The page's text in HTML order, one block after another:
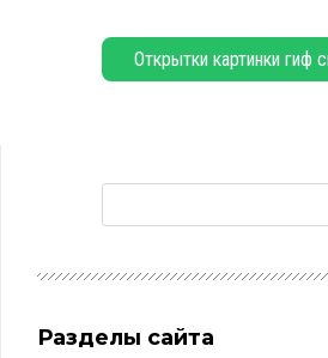
Открытки картинки гиф
Разделы сайта